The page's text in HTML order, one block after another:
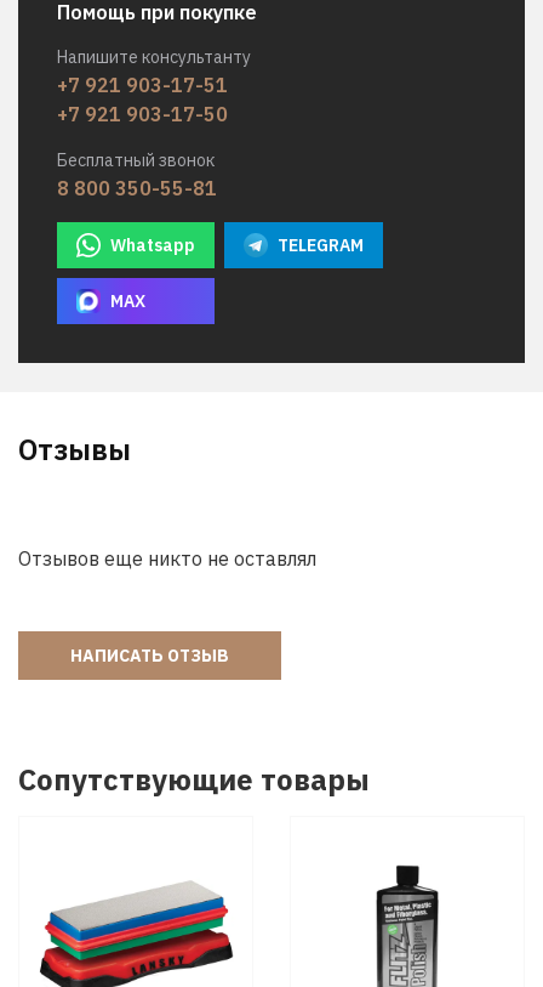
Помощь при покупке
Напишите консультанту
+7 921 903-17-51
+7 921 903-17-50
Бесплатный звонок
8 800 350-55-81
Whatsapp TELEGRAM
MAX
Отзывы
Отзывов еще никто не оставлял
НАПИСАТЬ ОТЗЫВ
Сопутствующие товары